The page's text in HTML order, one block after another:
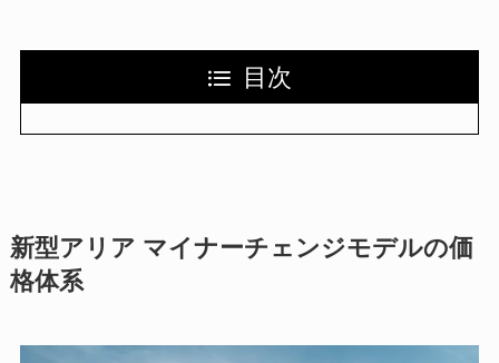
目次
新型アリア マイナーチェンジモデルの価
格体系